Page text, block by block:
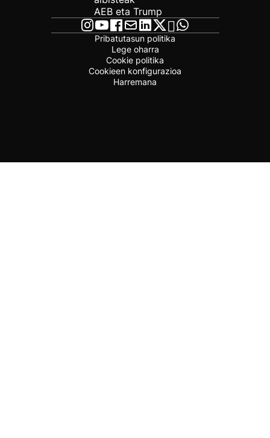
AEB eta Trump
Pribatutasun politika
Lege oharra
Cookie politika
Cookieen konfigurazioa
Harremana